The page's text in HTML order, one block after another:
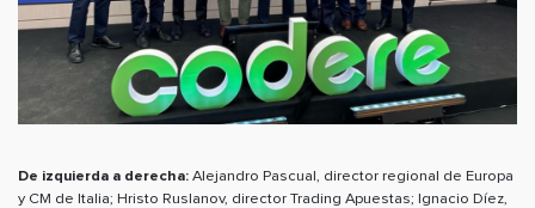
De izquierda a derecha: Alejandro Pascual, director regional de Europa
y CM de Italia; Hristo Ruslanov, director Trading Apuestas; Ignacio Díez,